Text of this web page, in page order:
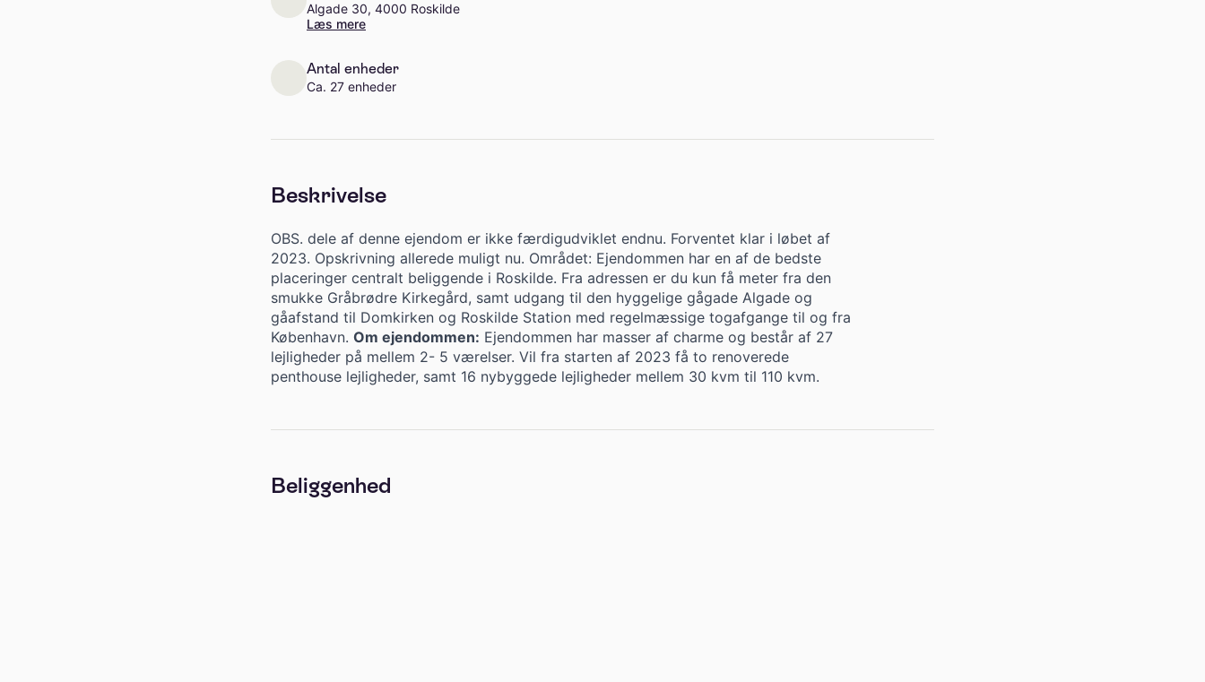
Algade 30, 4000 Roskilde
Læs mere
Antal enheder
Ca. 27 enheder
Beskrivelse
OBS. dele af denne ejendom er ikke færdigudviklet endnu. Forventet klar i løbet af
2023. Opskrivning allerede muligt nu. Området: Ejendommen har en af de bedste
placeringer centralt beliggende i Roskilde. Fra adressen er du kun få meter fra den
smukke Gråbrødre Kirkegård, samt udgang til den hyggelige gågade Algade og
gåafstand til Domkirken og Roskilde Station med regelmæssige togafgange til og fra
København. Om ejendommen: Ejendommen har masser af charme og består af 27
lejligheder på mellem 2- 5 værelser. Vil fra starten af 2023 få to renoverede
penthouse lejligheder, samt 16 nybyggede lejligheder mellem 30 kvm til 110 kvm.
Beliggenhed